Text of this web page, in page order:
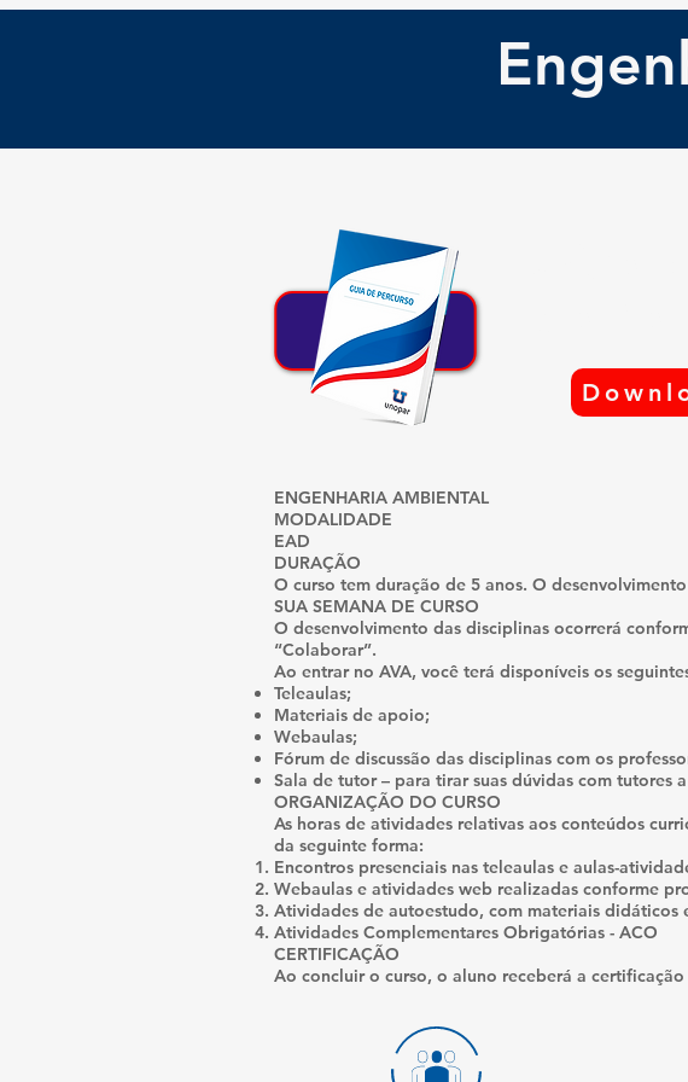
ENGENHARIA AMBIENTAL
MODALIDADE
EAD
DURAÇÃO
O curso tem duração de 5 anos. O
SUA SEMANA DE CURSO
O desenvolvimento das disciplinas ocorrerá
“Colaborar”.
Ao entrar no AVA, você terá disponíveis os
Teleaulas;
Materiais de apoio;
Webaulas;
Fórum de discussão das disciplinas com os
Sala de tutor – para tirar suas dúvidas com tutores
ORGANIZAÇÃO DO CURSO
As horas de atividades relativas aos conteúdos
da seguinte forma:
Encontros presenciais nas teleaulas e aulas-
Webaulas e atividades web realizadas conforme
Atividades de autoestudo, com materiais didáticos
Atividades Complementares Obrigatórias - ACO
CERTIFICAÇÃO
Ao concluir o curso, o aluno receberá a